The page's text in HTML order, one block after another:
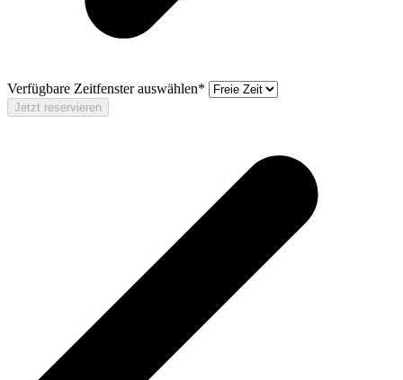
Verfügbare Zeitfenster auswählen*
Jetzt reservieren